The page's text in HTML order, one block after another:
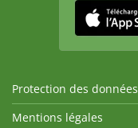
Protection des données
Mentions légales